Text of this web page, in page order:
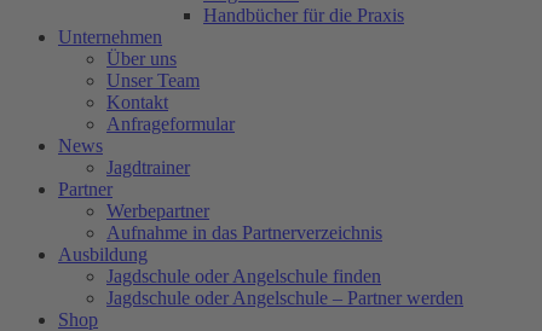
Handbücher für die Praxis
Unternehmen
Über uns
Unser Team
Kontakt
Anfrageformular
News
Jagdtrainer
Partner
Werbepartner
Aufnahme in das Partnerverzeichnis
Ausbildung
Jagdschule oder Angelschule finden
Jagdschule oder Angelschule – Partner werden
Shop